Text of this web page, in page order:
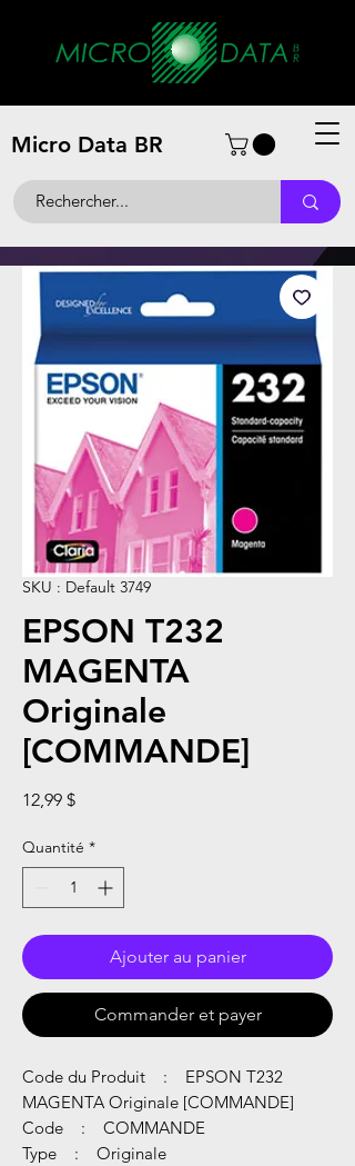
Micro Data BR
SKU : Default 3749
EPSON T232
MAGENTA
Originale
[COMMANDE]
12,99 $Prix
Quantité *
Ajouter au panier
Commander et payer
Code du Produit : EPSON T232
MAGENTA Originale [COMMANDE]
Code : COMMANDE
Type : Originale